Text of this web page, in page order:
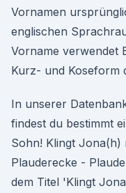
Vornamen
englischen
Vorname verwendet
Kurz- und Koseform
In unserer
findest du bestimmt
Sohn! Klingt
Plauderecke -
dem Titel 'Klingt